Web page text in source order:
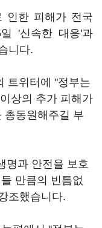
인한 피해가 전국
'신속한 대응'과
니다.
트위터에 "정부는
상의 추가 피해가
총동원해주길 부
명과 안전을 보호
만큼의 빈틈없
조했습니다.